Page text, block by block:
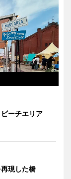
ーチエリア
現した橋